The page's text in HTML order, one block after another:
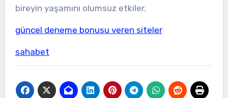
bireyin yaşamını olumsuz etkiler.
güncel deneme bonusu veren siteler
sahabet